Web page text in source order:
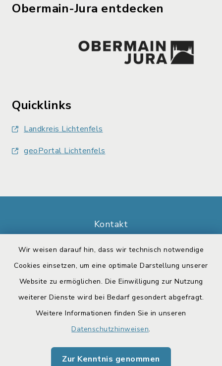
Wir weisen darauf hin, dass wir technisch notwendige
Cookies einsetzen, um eine optimale Darstellung unserer
Website zu ermöglichen. Die Einwilligung zur Nutzung
weiterer Dienste wird bei Bedarf gesondert abgefragt.
Weitere Informationen finden Sie in unseren
Datenschutzhinweisen.
Zur Kenntnis genommen
Obermain-Jura entdecken
Quicklinks
Landkreis Lichtenfels
geoPortal Lichtenfels
Kontakt
Barrierefreiheit
Impressum
Sitemap